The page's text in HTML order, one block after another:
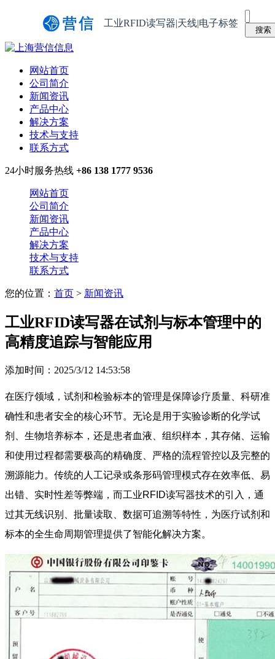
工业RFID读写器|天线|电子标签
网站首页
公司简介
新闻资讯
产品中心
解决方案
技术与支持
联系方式
24小时服务热线 +86 138 1777 9536
网站首页
公司简介
新闻资讯
产品中心
解决方案
技术与支持
联系方式
您的位置： 首页 > 新闻资讯
工业RFID读写器在试剂与标本管理中的
高精度追踪与智能应用
添加时间：2025/3/12 14:53:58
在医疗领域，试剂和检验标本的管理是保障诊疗质量、科研准
确性和患者安全的核心环节。无论是用于实验诊断的化学试
剂、生物培养标本，还是患者血液、组织样本，其存储、运输
和使用过程都需要极高的精确度、严格的流程管控以及完整的
溯源能力。传统的人工记录或条形码管理模式存在效率低、易
出错、实时性差等弊端，而工业RFID读写器技术的引入，通
过其无线识别、批量读取、数据可追溯等特性，为医疗试剂和
标本的全生命周期管理提供了智能化解决方案。